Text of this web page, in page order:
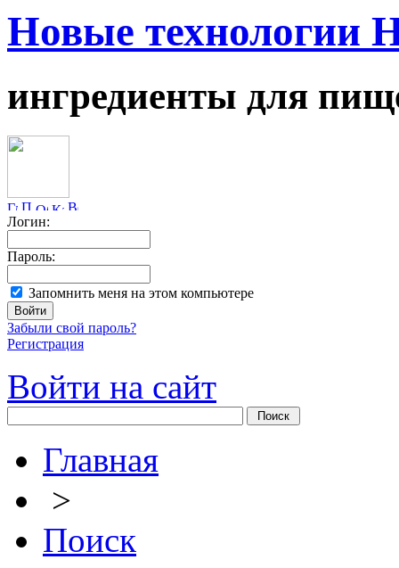
Новые технологии
ингредиенты для
Логин:
Пароль:
Запомнить меня на этом компьютере
Забыли свой пароль?
Регистрация
Войти на сайт
Главная
>
Поиск